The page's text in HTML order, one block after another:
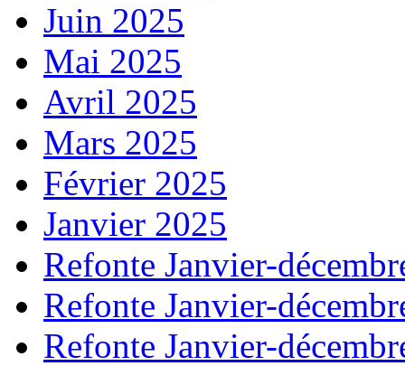
Juin 2025
Mai 2025
Avril 2025
Mars 2025
Février 2025
Janvier 2025
Refonte Janvier-
Refonte Janvier-
Refonte Janvier-